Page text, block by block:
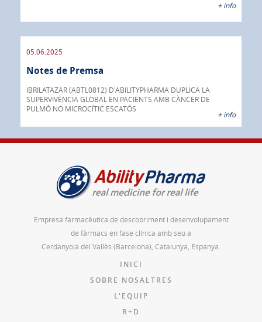
+ info
05.06.2025
Notes de Premsa
IBRILATAZAR (ABTL0812) D'ABILITYPHARMA DUPLICA LA
SUPERVIVÈNCIA GLOBAL EN PACIENTS AMB CÀNCER DE
PULMÓ NO MICROCÍTIC ESCATÓS
+ info
Empresa farmacèutica de descobriment i desenvolupament
de fàrmacs en fase clínica amb seu a
Cerdanyola del Vallès (Barcelona), Catalunya, Espanya.
INICI
SOBRE NOSALTRES
L'EQUIP
R+D